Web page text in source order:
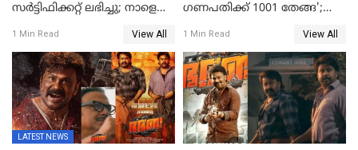
സര്‍ട്ടിഫിക്കറ്റ് ലഭിച്ചു; നാളെ
1 Min Read View All
ഗണപതിക്ക് 1001 തേങ്ങ';
1 Min Read View All
LATEST NEWS